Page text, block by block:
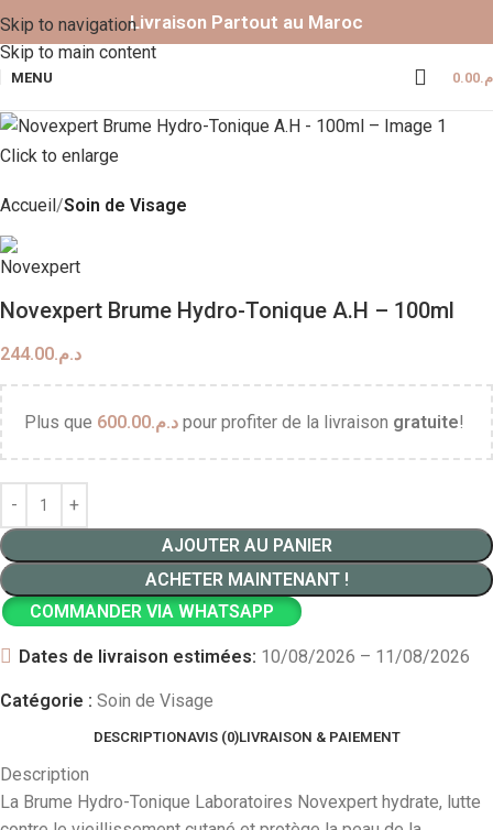
Skip to navigation
Skip to main content
Livraison Partout au Maroc
MENU 0.00
Click to enlarge
Accueil Soin de Visage
Novexpert Brume Hydro-Tonique A.H – 100ml
د.م.244.00
Plus que د.م.600.00 pour profiter de la livraison gratuite!
AJOUTER AU PANIER
ACHETER MAINTENANT !
COMMANDER VIA WHATSAPP
Dates de livraison estimées: 10/08/2026 – 11/08/2026
Catégorie : Soin de Visage
DESCRIPTIONAVIS (0)LIVRAISON & PAIEMENT
Description
La Brume Hydro-Tonique Laboratoires Novexpert hydrate, lutte